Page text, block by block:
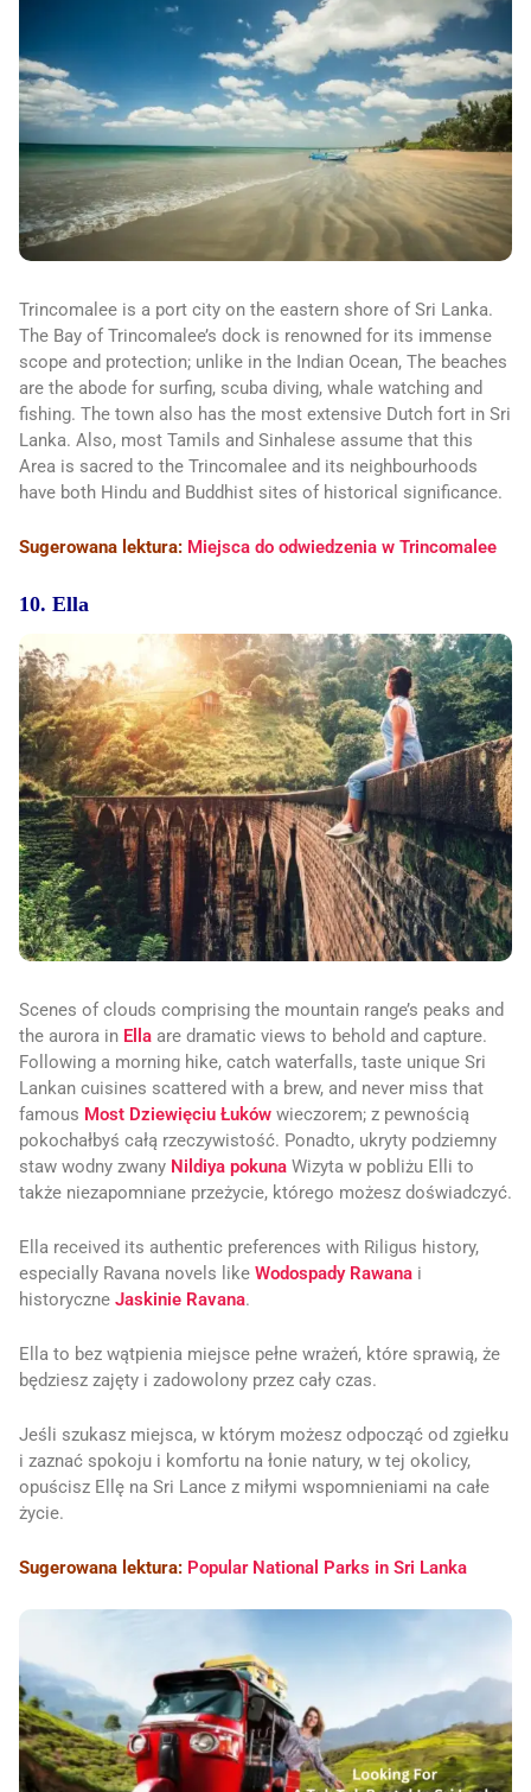
Trincomalee is a port city on the eastern shore of Sri Lanka.
The Bay of Trincomalee’s dock is renowned for its immense
scope and protection; unlike in the Indian Ocean, The beaches
are the abode for surfing, scuba diving, whale watching and
fishing. The town also has the most extensive Dutch fort in Sri
Lanka. Also, most Tamils and Sinhalese assume that this
Area is sacred to the Trincomalee and its neighbourhoods
have both Hindu and Buddhist sites of historical significance.
Sugerowana lektura: Miejsca do odwiedzenia w Trincomalee
10. Ella
Scenes of clouds comprising the mountain range’s peaks and
the aurora in Ella are dramatic views to behold and capture.
Following a morning hike, catch waterfalls, taste unique Sri
Lankan cuisines scattered with a brew, and never miss that
famous Most Dziewięciu Łuków wieczorem; z pewnością
pokochałbyś całą rzeczywistość. Ponadto, ukryty podziemny
staw wodny zwany Nildiya pokuna Wizyta w pobliżu Elli to
także niezapomniane przeżycie, którego możesz doświadczyć.
Ella received its authentic preferences with Riligus history,
especially Ravana novels like Wodospady Rawana i
historyczne Jaskinie Ravana.
Ella to bez wątpienia miejsce pełne wrażeń, które sprawią, że
będziesz zajęty i zadowolony przez cały czas.
Jeśli szukasz miejsca, w którym możesz odpocząć od zgiełku
i zaznać spokoju i komfortu na łonie natury, w tej okolicy,
opuścisz Ellę na Sri Lance z miłymi wspomnieniami na całe
życie.
Sugerowana lektura: Popular National Parks in Sri Lanka